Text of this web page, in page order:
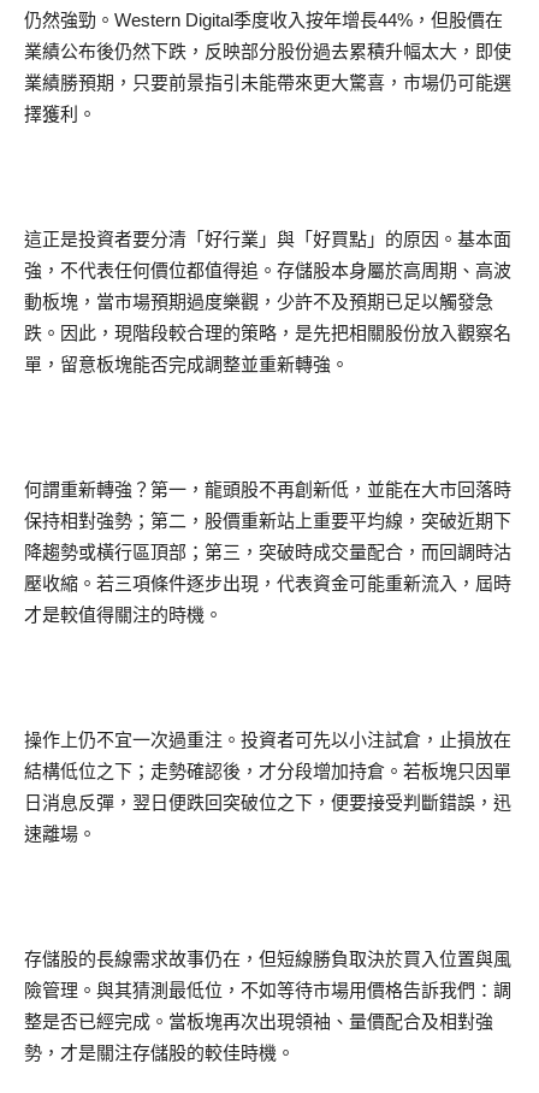
仍然強勁。Western Digital季度收入按年增長44%，但股價在
業績公布後仍然下跌，反映部分股份過去累積升幅太大，即使
業績勝預期，只要前景指引未能帶來更大驚喜，市場仍可能選
擇獲利。
這正是投資者要分清「好行業」與「好買點」的原因。基本面
強，不代表任何價位都值得追。存儲股本身屬於高周期、高波
動板塊，當市場預期過度樂觀，少許不及預期已足以觸發急
跌。因此，現階段較合理的策略，是先把相關股份放入觀察名
單，留意板塊能否完成調整並重新轉強。
何謂重新轉強？第一，龍頭股不再創新低，並能在大市回落時
保持相對強勢；第二，股價重新站上重要平均線，突破近期下
降趨勢或橫行區頂部；第三，突破時成交量配合，而回調時沽
壓收縮。若三項條件逐步出現，代表資金可能重新流入，屆時
才是較值得關注的時機。
操作上仍不宜一次過重注。投資者可先以小注試倉，止損放在
結構低位之下；走勢確認後，才分段增加持倉。若板塊只因單
日消息反彈，翌日便跌回突破位之下，便要接受判斷錯誤，迅
速離場。
存儲股的長線需求故事仍在，但短線勝負取決於買入位置與風
險管理。與其猜測最低位，不如等待市場用價格告訴我們：調
整是否已經完成。當板塊再次出現領袖、量價配合及相對強
勢，才是關注存儲股的較佳時機。